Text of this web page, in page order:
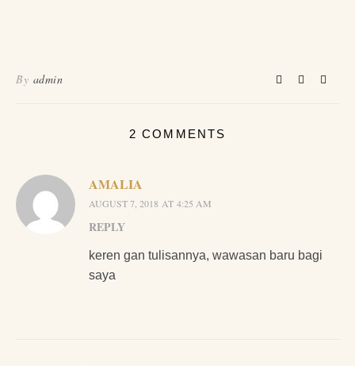
By admin
2 COMMENTS
AMALIA
AUGUST 7, 2018 AT 4:25 AM
REPLY
keren gan tulisannya, wawasan baru bagi
saya